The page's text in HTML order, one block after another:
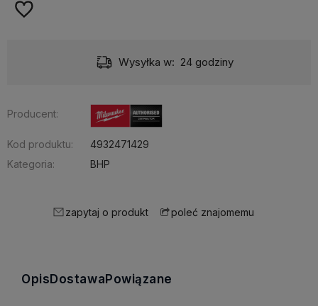
Wysyłka w: 24 godziny
Producent:
Kod produktu:
4932471429
Kategoria:
BHP
zapytaj o produkt poleć znajomemu
OpisDostawaPowiązane